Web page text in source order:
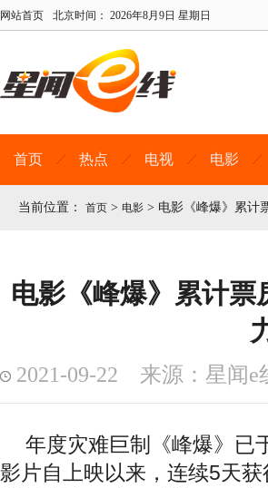
网站首页 北京时间： 2026年8月9日 星期日
首页 热点 电视 电影
当前位置： 首页 > 电影 > 电影《峰爆》累计
电影《峰爆》累计票
2021-09-22 来源：星闻e
年度灾难巨制《峰爆》已
影片自上映以来，连续5天